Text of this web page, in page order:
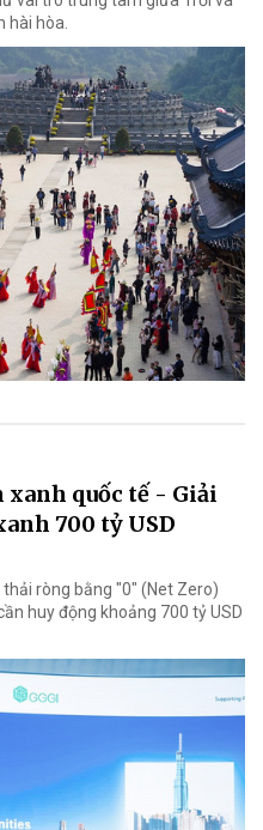
hài hòa.
quốc tế - Giải
700 tỷ USD
ròng bằng "0" (Net Zero)
huy động khoảng 700 tỷ USD